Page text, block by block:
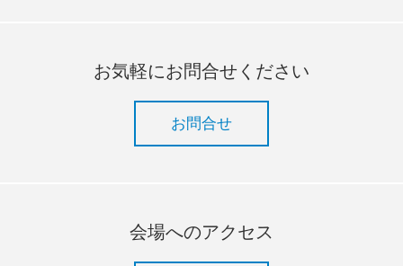
お気軽にお問合せください
お問合せ
会場へのアクセス